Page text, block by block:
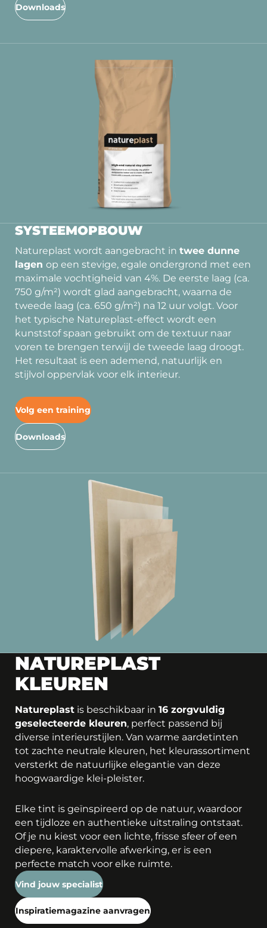
Downloads
SYSTEEMOPBOUW
Natureplast wordt aangebracht in twee dunne
lagen op een stevige, egale ondergrond met een
maximale vochtigheid van 4%. De eerste laag (ca.
750 g/m²) wordt glad aangebracht, waarna de
tweede laag (ca. 650 g/m²) na 12 uur volgt. Voor
het typische Natureplast-effect wordt een
kunststof spaan gebruikt om de textuur naar
voren te brengen terwijl de tweede laag droogt.
Het resultaat is een ademend, natuurlijk en
stijlvol oppervlak voor elk interieur.
Volg een training
Downloads
NATUREPLAST
KLEUREN
Natureplast is beschikbaar in 16 zorgvuldig
geselecteerde kleuren, perfect passend bij
diverse interieurstijlen. Van warme aardetinten
tot zachte neutrale kleuren, het kleurassortiment
versterkt de natuurlijke elegantie van deze
hoogwaardige klei-pleister.
Elke tint is geïnspireerd op de natuur, waardoor
een tijdloze en authentieke uitstraling ontstaat.
Of je nu kiest voor een lichte, frisse sfeer of een
diepere, karaktervolle afwerking, er is een
perfecte match voor elke ruimte.
Vind jouw specialist
Inspiratiemagazine aanvragen